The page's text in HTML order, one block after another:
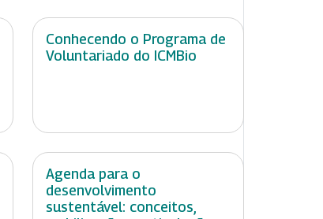
Conhecendo o Programa de
Voluntariado do ICMBio
Agenda para o
desenvolvimento
sustentável: conceitos,